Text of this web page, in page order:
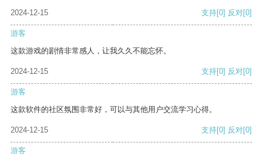
2024-12-15 支持[0] 反对[0]
游客
这款游戏的剧情非常感人，让我久久不能忘怀。
2024-12-15 支持[0] 反对[0]
游客
这款软件的社区氛围非常好，可以与其他用户交流学习心得。
2024-12-15 支持[0] 反对[0]
游客